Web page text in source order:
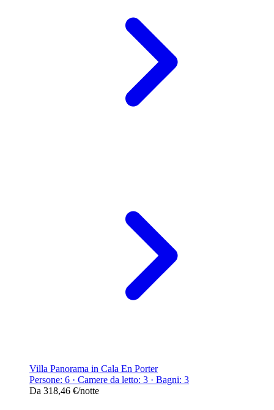
Villa Panorama in Cala En Porter
Persone: 6 · Camere da letto: 3 · Bagni: 3
Da 318,46 €/notte